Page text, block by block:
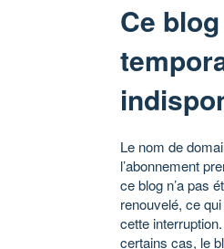
Ce
Le nom de
l’abonnement
ce blog n’a pas
renouvelé, ce
cette
certains cas, le